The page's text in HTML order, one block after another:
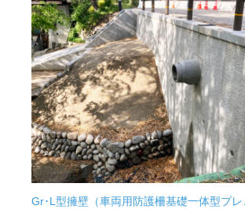
Gr･L型擁壁（車両用防護柵基礎一体型プレ